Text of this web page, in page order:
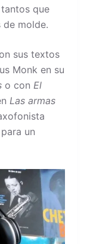
que
de molde.
sus textos
Monk en su
o con El
Las armas
un